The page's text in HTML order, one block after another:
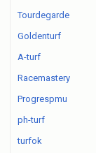
Tourdegarde
Goldenturf
A-turf
Racemastery
Progrespmu
ph-turf
turfok